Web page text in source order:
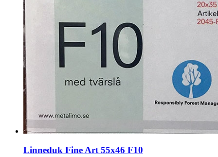
Linneduk Fine Art 55x46 F10